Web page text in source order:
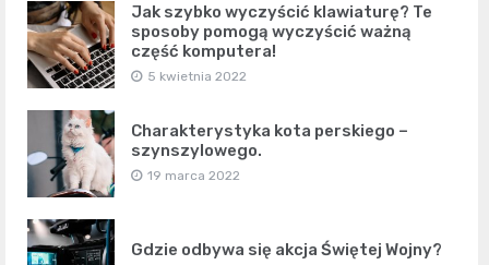
Jak szybko wyczyścić klawiaturę? Te
sposoby pomogą wyczyścić ważną
część komputera!
5 kwietnia 2022
Charakterystyka kota perskiego –
szynszylowego.
19 marca 2022
Gdzie odbywa się akcja Świętej Wojny?